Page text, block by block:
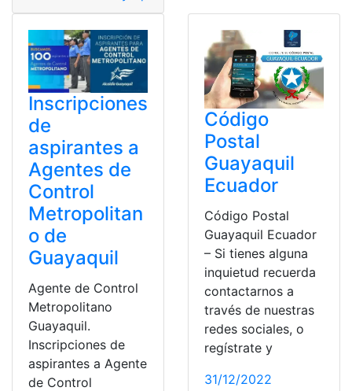
Inscripciones
de
aspirantes a
Agentes de
Control
Metropolitan
o de
Guayaquil
Agente de Control
Metropolitano
Guayaquil.
Inscripciones de
aspirantes a Agente
de Control
Código
Postal
Guayaquil
Ecuador
Código Postal
Guayaquil Ecuador
– Si tienes alguna
inquietud recuerda
contactarnos a
través de nuestras
redes sociales, o
regístrate y
31/12/2022